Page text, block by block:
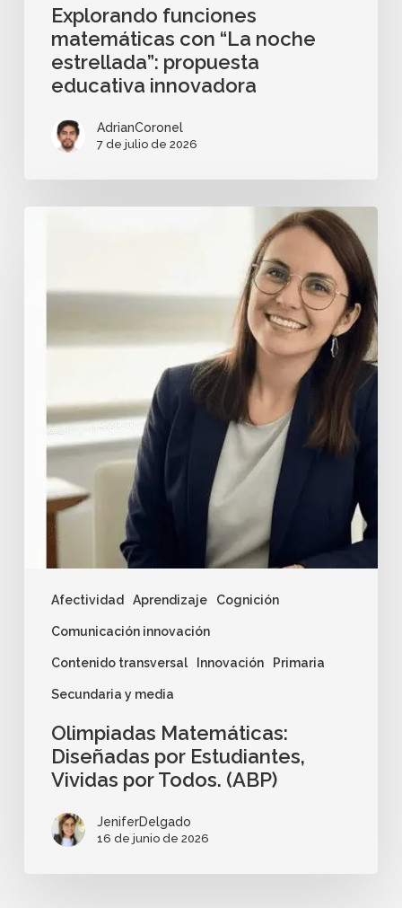
Explorando funciones
matemáticas con “La noche
estrellada”: propuesta
educativa innovadora
AdrianCoronel
7 de julio de 2026
Afectividad Aprendizaje Cognición
Comunicación innovación
Contenido transversal Innovación Primaria
Secundaria y media
Olimpiadas Matemáticas:
Diseñadas por Estudiantes,
Vividas por Todos. (ABP)
JeniferDelgado
16 de junio de 2026